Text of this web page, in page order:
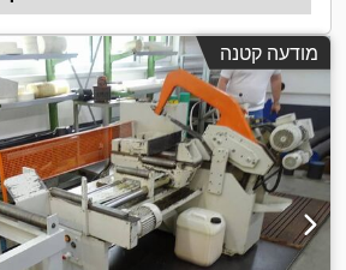
מודעה קטנה